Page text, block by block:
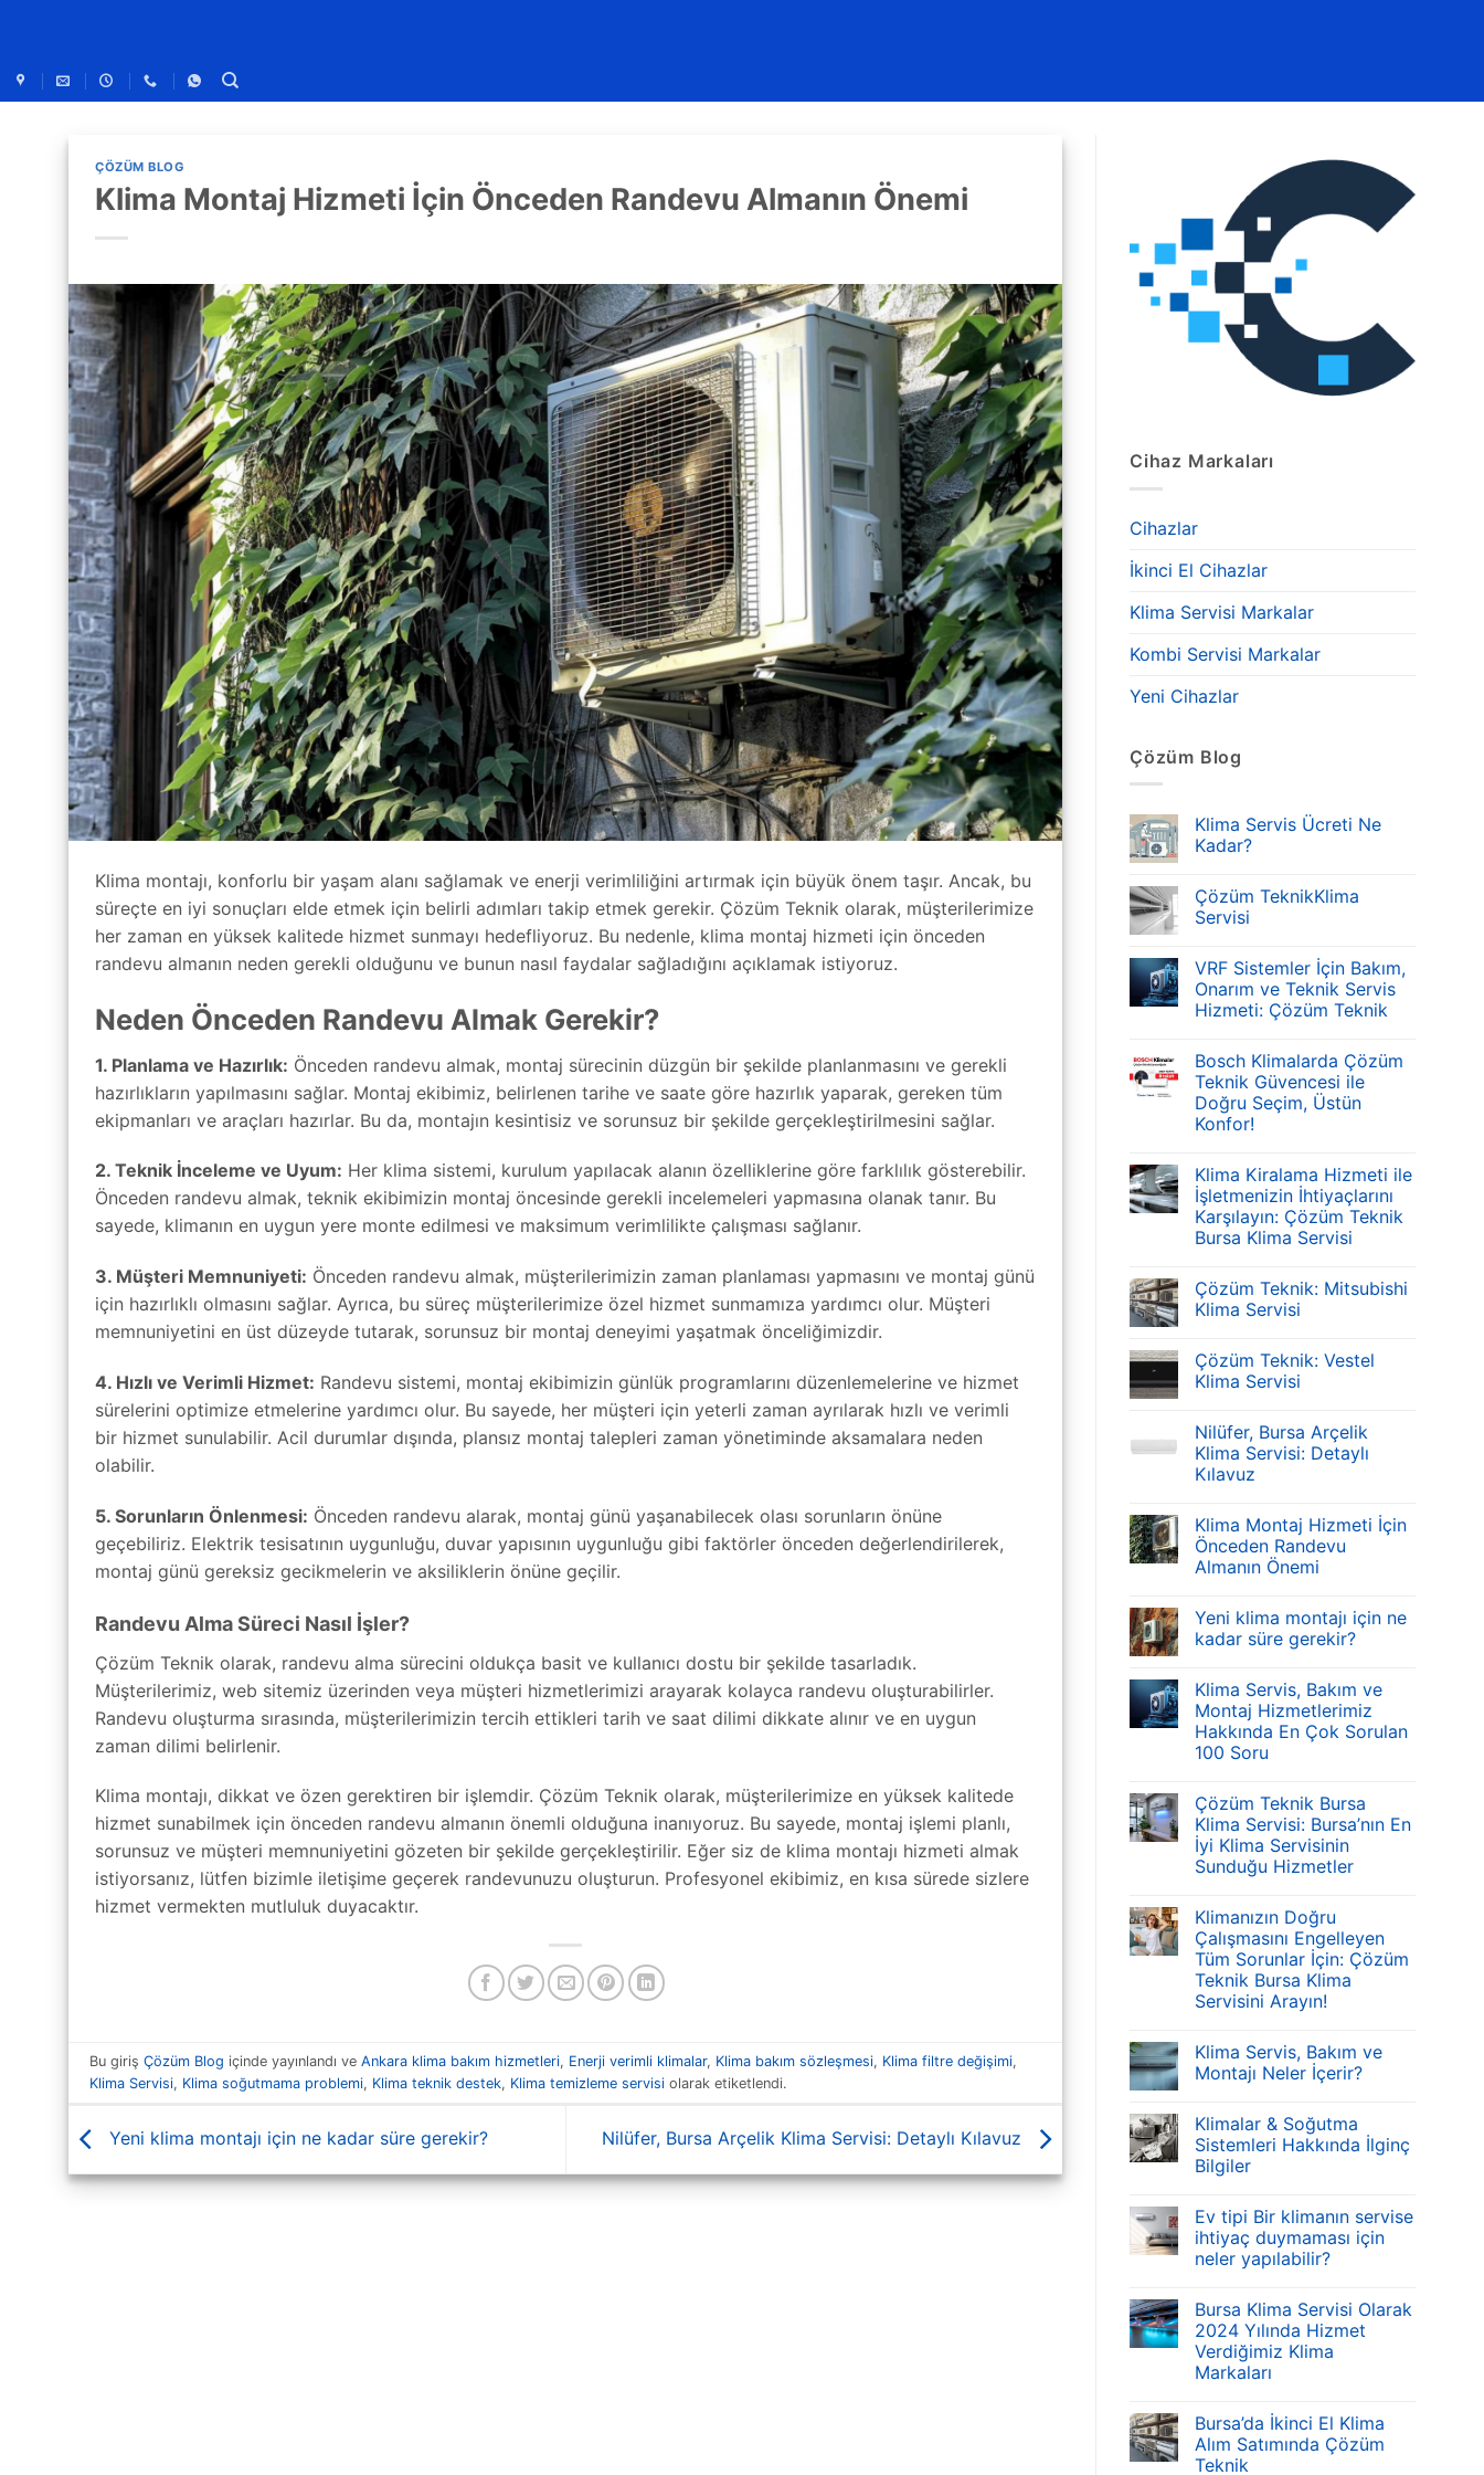
ÇÖZÜM BLOG
Klima Montaj Hizmeti İçin Önceden Randevu Almanın Önemi
Klima montajı, konforlu bir yaşam alanı sağlamak ve enerji verimliliğini artırmak için büyük önem taşır. Ancak, bu
süreçte en iyi sonuçları elde etmek için belirli adımları takip etmek gerekir. Çözüm Teknik olarak, müşterilerimize
her zaman en yüksek kalitede hizmet sunmayı hedefliyoruz. Bu nedenle, klima montaj hizmeti için önceden
randevu almanın neden gerekli olduğunu ve bunun nasıl faydalar sağladığını açıklamak istiyoruz.
Neden Önceden Randevu Almak Gerekir?
1. Planlama ve Hazırlık: Önceden randevu almak, montaj sürecinin düzgün bir şekilde planlanmasını ve gerekli
hazırlıkların yapılmasını sağlar. Montaj ekibimiz, belirlenen tarihe ve saate göre hazırlık yaparak, gereken tüm
ekipmanları ve araçları hazırlar. Bu da, montajın kesintisiz ve sorunsuz bir şekilde gerçekleştirilmesini sağlar.
2. Teknik İnceleme ve Uyum: Her klima sistemi, kurulum yapılacak alanın özelliklerine göre farklılık gösterebilir.
Önceden randevu almak, teknik ekibimizin montaj öncesinde gerekli incelemeleri yapmasına olanak tanır. Bu
sayede, klimanın en uygun yere monte edilmesi ve maksimum verimlilikte çalışması sağlanır.
3. Müşteri Memnuniyeti: Önceden randevu almak, müşterilerimizin zaman planlaması yapmasını ve montaj günü
için hazırlıklı olmasını sağlar. Ayrıca, bu süreç müşterilerimize özel hizmet sunmamıza yardımcı olur. Müşteri
memnuniyetini en üst düzeyde tutarak, sorunsuz bir montaj deneyimi yaşatmak önceliğimizdir.
4. Hızlı ve Verimli Hizmet: Randevu sistemi, montaj ekibimizin günlük programlarını düzenlemelerine ve hizmet
sürelerini optimize etmelerine yardımcı olur. Bu sayede, her müşteri için yeterli zaman ayrılarak hızlı ve verimli
bir hizmet sunulabilir. Acil durumlar dışında, plansız montaj talepleri zaman yönetiminde aksamalara neden
olabilir.
5. Sorunların Önlenmesi: Önceden randevu alarak, montaj günü yaşanabilecek olası sorunların önüne
geçebiliriz. Elektrik tesisatının uygunluğu, duvar yapısının uygunluğu gibi faktörler önceden değerlendirilerek,
montaj günü gereksiz gecikmelerin ve aksiliklerin önüne geçilir.
Randevu Alma Süreci Nasıl İşler?
Çözüm Teknik olarak, randevu alma sürecini oldukça basit ve kullanıcı dostu bir şekilde tasarladık.
Müşterilerimiz, web sitemiz üzerinden veya müşteri hizmetlerimizi arayarak kolayca randevu oluşturabilirler.
Randevu oluşturma sırasında, müşterilerimizin tercih ettikleri tarih ve saat dilimi dikkate alınır ve en uygun
zaman dilimi belirlenir.
Klima montajı, dikkat ve özen gerektiren bir işlemdir. Çözüm Teknik olarak, müşterilerimize en yüksek kalitede
hizmet sunabilmek için önceden randevu almanın önemli olduğuna inanıyoruz. Bu sayede, montaj işlemi planlı,
sorunsuz ve müşteri memnuniyetini gözeten bir şekilde gerçekleştirilir. Eğer siz de klima montajı hizmeti almak
istiyorsanız, lütfen bizimle iletişime geçerek randevunuzu oluşturun. Profesyonel ekibimiz, en kısa sürede sizlere
hizmet vermekten mutluluk duyacaktır.
Bu girişÇözüm Blog içinde yayınlandı veAnkara klima bakım hizmetleri, Enerji verimli klimalar, Klima bakım sözleşmesi, Klima filtre değişimi,
Klima Servisi, Klima soğutmama problemi, Klima teknik destek, Klima temizleme servisi olarak etiketlendi.
Yeni klima montajı için ne kadar süre gerekir? Nilüfer, Bursa Arçelik Klima Servisi: Detaylı Kılavuz
Cihaz Markaları
Cihazlar
İkinci El Cihazlar
Klima Servisi Markalar
Kombi Servisi Markalar
Yeni Cihazlar
Çözüm Blog
Klima Servis Ücreti Ne
Kadar?
Çözüm TeknikKlima
Servisi
VRF Sistemler İçin Bakım,
Onarım ve Teknik Servis
Hizmeti: Çözüm Teknik
Bosch Klimalarda Çözüm
Teknik Güvencesi ile
Doğru Seçim, Üstün
Konfor!
Klima Kiralama Hizmeti ile
İşletmenizin İhtiyaçlarını
Karşılayın: Çözüm Teknik
Bursa Klima Servisi
Çözüm Teknik: Mitsubishi
Klima Servisi
Çözüm Teknik: Vestel
Klima Servisi
Nilüfer, Bursa Arçelik
Klima Servisi: Detaylı
Kılavuz
Klima Montaj Hizmeti İçin
Önceden Randevu
Almanın Önemi
Yeni klima montajı için ne
kadar süre gerekir?
Klima Servis, Bakım ve
Montaj Hizmetlerimiz
Hakkında En Çok Sorulan
100 Soru
Çözüm Teknik Bursa
Klima Servisi: Bursa’nın En
İyi Klima Servisinin
Sunduğu Hizmetler
Klimanızın Doğru
Çalışmasını Engelleyen
Tüm Sorunlar İçin: Çözüm
Teknik Bursa Klima
Servisini Arayın!
Klima Servis, Bakım ve
Montajı Neler İçerir?
Klimalar & Soğutma
Sistemleri Hakkında İlginç
Bilgiler
Ev tipi Bir klimanın servise
ihtiyaç duymaması için
neler yapılabilir?
Bursa Klima Servisi Olarak
2024 Yılında Hizmet
Verdiğimiz Klima
Markaları
Bursa’da İkinci El Klima
Alım Satımında Çözüm
Teknik